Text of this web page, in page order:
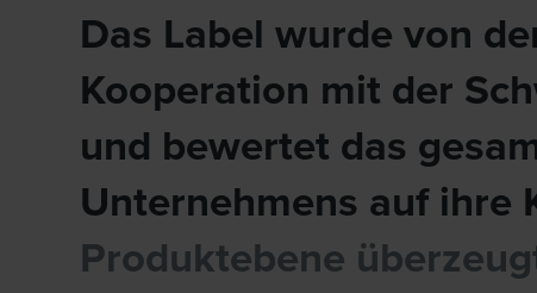
Das Label wurde von
Kooperation mit der
und bewertet das
Unternehmens auf ihre
Produktebene